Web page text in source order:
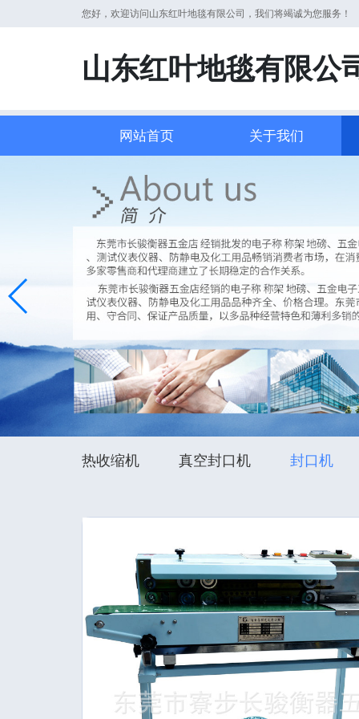
您好，欢迎访问山东红叶地毯有限公司，我们将竭诚为您服务！
山东红叶地毯有限公
网站首页 关于我们
热收缩机 真空封口机 封口机